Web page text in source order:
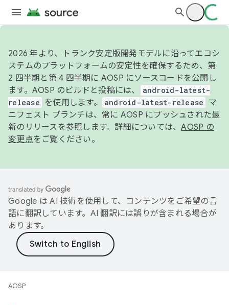
2026 年より、トランク安定版開発モデルに沿ってエコシ
ステムのプラットフォームの安定性を確保するため、第
2 四半期と第 4 四半期に AOSP にソースコードを公開し
ます。AOSP のビルドと投稿には、
android-latest-
release
を使用します。 android-latest-release
マ
ニフェスト ブランチは、常に AOSP にプッシュされた最
新のリリースを参照します。詳細については、AOSP の
変更点をご覧ください。
Google は AI 技術を使用して、コンテンツをご希望の言
語に翻訳しています。AI 翻訳には誤りが含まれる場合が
あります。
AOSP